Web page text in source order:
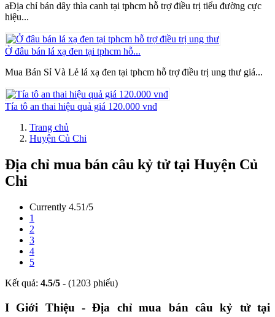
aĐịa chỉ bán dây thìa canh tại tphcm hỗ trợ điều trị tiểu đường cực
hiệu...
Ở đâu bán lá xạ đen tại tphcm hỗ...
Mua Bán Sỉ Và Lẻ lá xạ đen tại tphcm hỗ trợ điều trị ung thư giá...
Tía tô an thai hiệu quả giá 120.000 vnđ
Trang chủ
Huyện Củ Chi
Địa chỉ mua bán câu kỷ tử tại Huyện Củ
Chi
Currently 4.51/5
1
2
3
4
5
Kết quả: 4.5/5 - (1203 phiếu)
I Giới Thiệu - Địa chỉ mua bán câu kỷ tử tại